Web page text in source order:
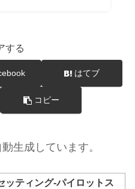
する
はてブ
コピー
生成しています。
ッティング-パイロットス